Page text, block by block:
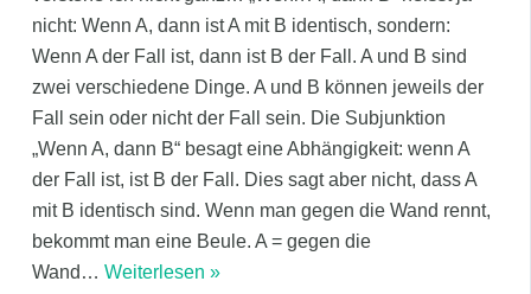
nicht: Wenn A, dann ist A mit B identisch, sondern:
Wenn A der Fall ist, dann ist B der Fall. A und B sind
zwei verschiedene Dinge. A und B können jeweils der
Fall sein oder nicht der Fall sein. Die Subjunktion
„Wenn A, dann B“ besagt eine Abhängigkeit: wenn A
der Fall ist, ist B der Fall. Dies sagt aber nicht, dass A
mit B identisch sind. Wenn man gegen die Wand rennt,
bekommt man eine Beule. A = gegen die
Wand … Weiterlesen »